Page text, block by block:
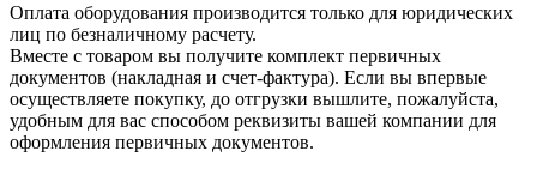
Оплата оборудования производится только для юридических
лиц по безналичному расчету.
Вместе с товаром вы получите комплект первичных
документов (накладная и счет-фактура). Если вы впервые
осуществляете покупку, до отгрузки вышлите, пожалуйста,
удобным для вас способом реквизиты вашей компании для
оформления первичных документов.